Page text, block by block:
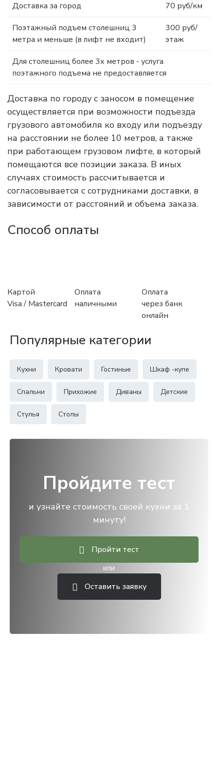
Доставка за город 70 руб/км
Поэтажный подъем столешниц 3
метра и меньше (в лифт не входит)
300 руб/
этаж
Для столешниц более 3х метров - услуга
поэтажного подъема не предоставляется
Доставка по городу с заносом в помещение
осуществляется при возможности подъезда
грузового автомобиля ко входу или подъезду
на расстоянии не более 10 метров, а также
при работающем грузовом лифте, в который
помещаются все позиции заказа. В иных
случаях стоимость рассчитывается и
согласовывается с сотрудниками доставки, в
зависимости от расстояний и объема заказа.
Способ оплаты
Картой
Visa / Mastercard
Оплата
наличными
Оплата
через банк
онлайн
Популярные категории
Кухни Кровати Гостиные Шкаф -купе
Спальни Прихожие Диваны Детские
Стулья Столы
Пройдите тест
и узнайте стоимость своей кухни за 1
минуту!
Пройти тест
или
Оставить заявку